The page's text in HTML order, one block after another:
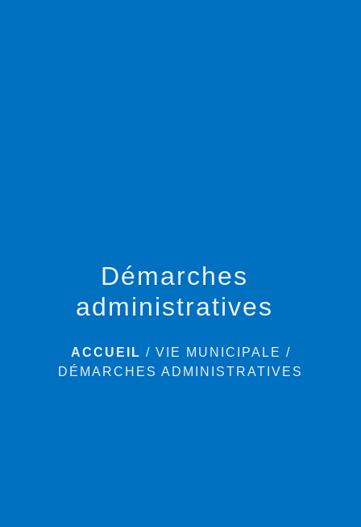
Démarches
administratives
ACCUEIL / VIE MUNICIPALE /
DÉMARCHES ADMINISTRATIVES